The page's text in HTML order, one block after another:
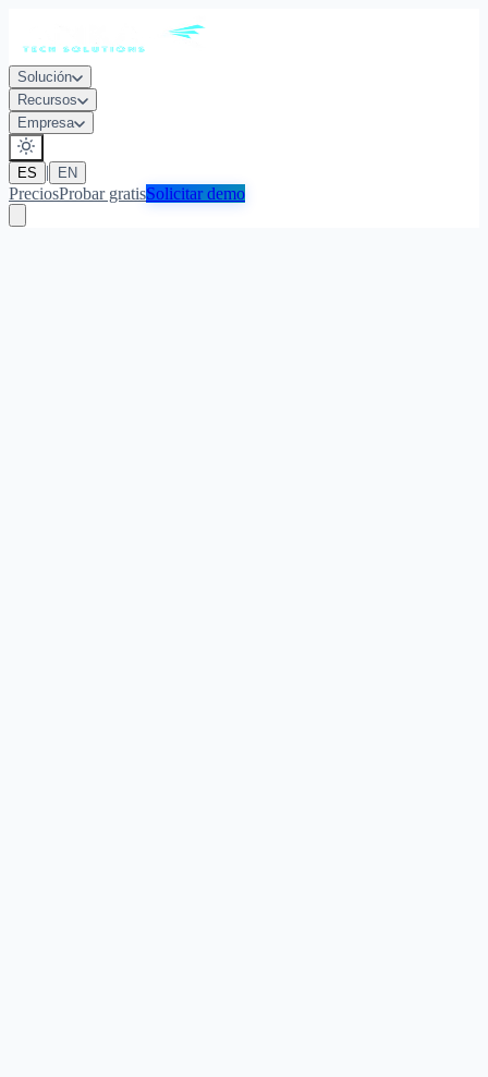
Solución
Recursos
Empresa
ES | EN
PreciosProbar gratisSolicitar demo